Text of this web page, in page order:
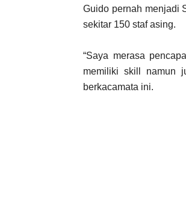
Guido pernah menjadi
sekitar 150 staf asing.
“Saya merasa
memiliki skill namun
berkacamata ini.